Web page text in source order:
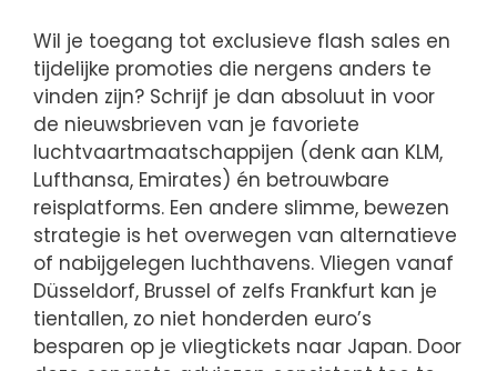
Wil je toegang tot exclusieve flash sales en
tijdelijke promoties die nergens anders te
vinden zijn? Schrijf je dan absoluut in voor
de nieuwsbrieven van je favoriete
luchtvaartmaatschappijen (denk aan KLM,
Lufthansa, Emirates) én betrouwbare
reisplatforms. Een andere slimme, bewezen
strategie is het overwegen van alternatieve
of nabijgelegen luchthavens. Vliegen vanaf
Düsseldorf, Brussel of zelfs Frankfurt kan je
tientallen, zo niet honderden euro’s
besparen op je vliegtickets naar Japan. Door